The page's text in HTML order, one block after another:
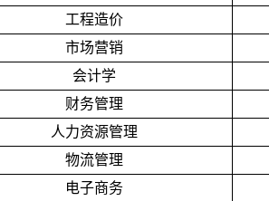
工程造价
市场营销
会计学
财务管理
人力资源管理
物流管理
电子商务